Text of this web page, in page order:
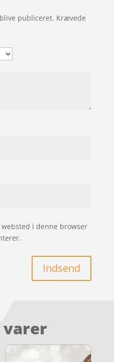
publiceret. Krævede
i denne browser
Indsend
varer